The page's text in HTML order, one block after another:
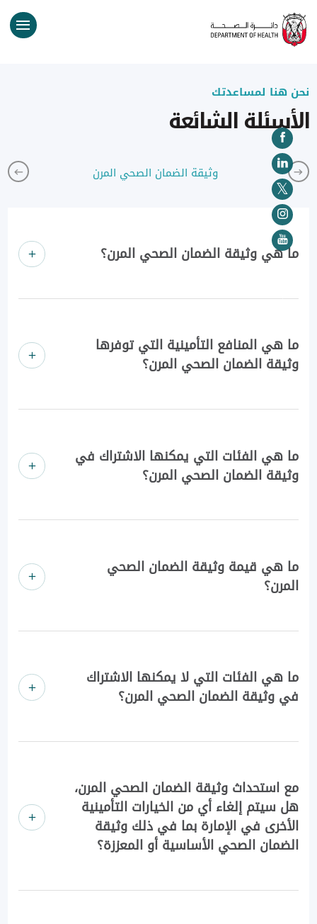
نحن هنا لمساعدتك
الأسئلة الشائعة
وثيقة الضمان الصحي المرن
ما هي وثيقة الضمان الصحي المرن؟
ما هي المنافع التأمينية التي توفرها
وثيقة الضمان الصحي المرن؟
ما هي الفئات التي يمكنها الاشتراك في
وثيقة الضمان الصحي المرن؟
ما هي قيمة وثيقة الضمان الصحي
المرن؟
ما هي الفئات التي لا يمكنها الاشتراك
في وثيقة الضمان الصحي المرن؟
مع استحداث وثيقة الضمان الصحي المرن،
هل سيتم إلغاء أي من الخيارات التأمينية
الأخرى في الإمارة بما في ذلك وثيقة
الضمان الصحي الأساسية أو المعززة؟